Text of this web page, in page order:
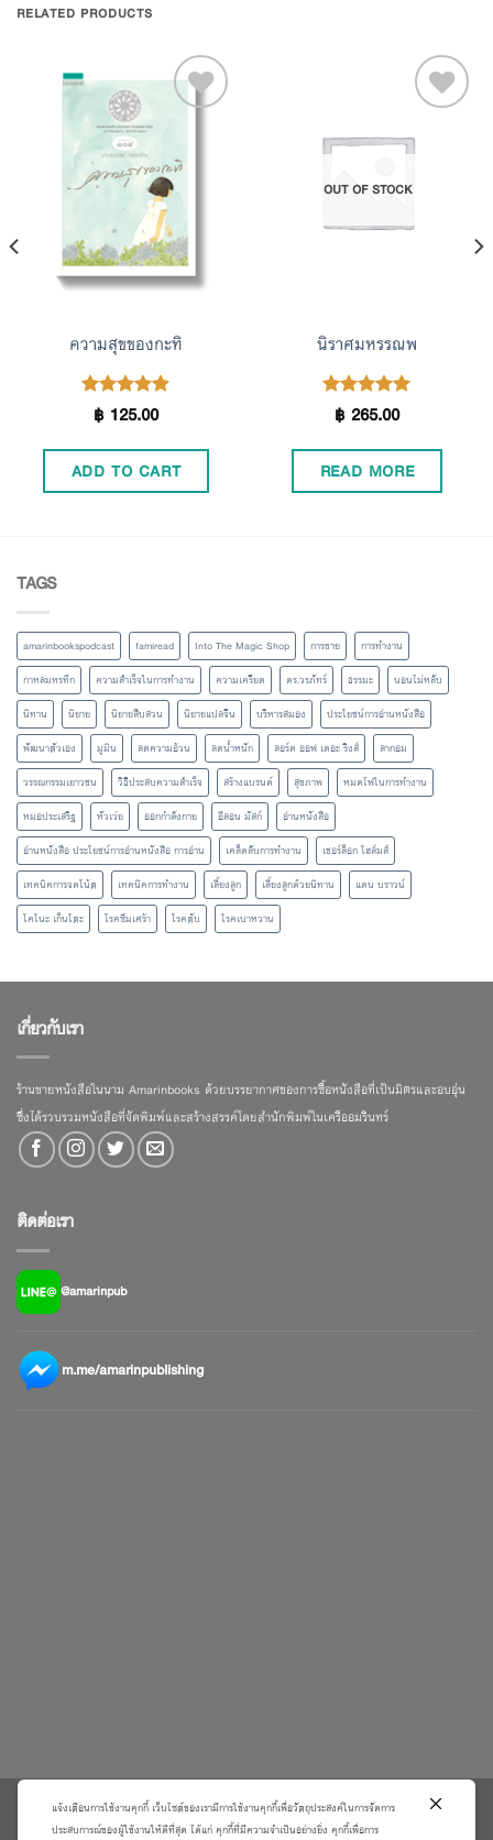
RELATED PRODUCTS
Add to
ความสุขของกะทิ
Rated4.90
฿125.00
ADD TO CART
OUT OF STOCK
นิราศมหรรณพ
Rated5.00
฿265.00
READ MORE
TAGS
amarinbookspodcast famiread Into The Magic Shop การขาย
การทำงาน
กาหลมหรทึก
ความสำเร็จในการทำงาน ความเครียด ดร.วรภัทร์ ธรรมะ
นอนไม่หลับ
นิทาน
นิยาย นิยายสืบสวน นิยายแปลจีน บริหารสมอง
ประโยชน์การอ่านหนังสือ
พัฒนาตัวเอง
มูมิน ลดความอ้วน ลดน้ำหนัก ลอร์ด ออฟ เดอะ ริงส์
ลากอม
วรรณกรรมเยาวชน
วิธีประสบความสำเร็จ สร้างแบรนด์ สุขภาพ
หมดไฟในการทำงาน
หมอประเสริฐ
หัวเว่ย ออกกำลังกาย อีลอน มัสก์
อ่านหนังสือ
อ่านหนังสือ ประโยชน์การอ่านหนังสือ การอ่าน
เคล็ดลับการทำงาน
เชอร์ล็อก โฮล์มส์
เทคนิคการจดโน้ต
เทคนิคการทำงาน เลี้ยงลูก เลี้ยงลูกด้วยนิทาน
แดน บราวน์
โคโนะ เก็นโตะ
โรคซึมเศร้า โรคตับ โรคเบาหวาน
เกี่ยวกับเรา
ร้านขายหนังสือในนาม Amarinbooks ด้วยบรรยากาศของการซื้อหนังสือที่เป็นมิตรและอบอุ่น
ซึ่งได้รวบรวมหนังสือที่จัดพิมพ์และสร้างสรรค์โดยสำนักพิมพ์ในเครืออมรินทร์
ติดต่อเรา
@amarinpub
m.me/amarinpublishing
\
แจ้งเตือนการใช้งานคุกกี้ เว็บไซต์ของเรามีการใช้งานคุกกี้เพื่อวัตถุประสงค์ในการจัดการ
ประสบการณ์ของผู้ใช้งานให้ดีที่สุด ได้แก่ คุกกี้ที่มีความจำเป็นอย่างยิ่ง คุกกี้เพื่อการ